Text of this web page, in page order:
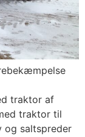
traktor af
traktor til
og saltspreder